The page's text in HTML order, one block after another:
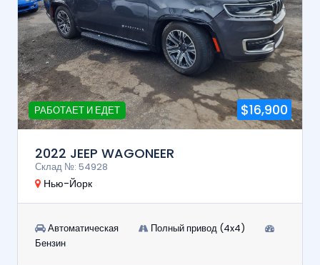
РАБОТАЕТ И ЕДЕТ $16,900
2022 JEEP WAGONEER
Склад №: 54928
Нью-Йорк
Автоматическая
Полный привод (4x4)
Бензин